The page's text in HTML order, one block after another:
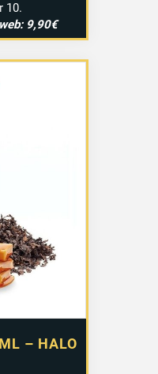
10.
9,90€
– HALO